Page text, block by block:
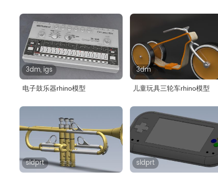
3dm, igs
电子鼓乐器rhino模型
3dm
儿童玩具三轮车rhino模型
sldprt sldprt